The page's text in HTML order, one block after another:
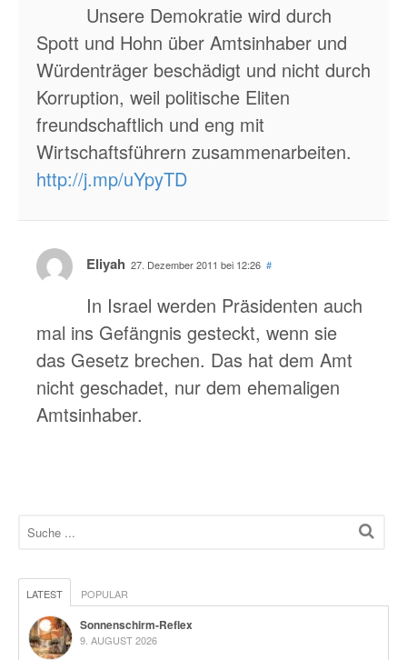
Unsere Demokratie wird durch
Spott und Hohn über Amtsinhaber und
Würdenträger beschädigt und nicht durch
Korruption, weil politische Eliten
freundschaftlich und eng mit
Wirtschaftsführern zusammenarbeiten.
http://j.mp/uYpyTD
Eliyah 27. Dezember 2011 bei 12:26 #
In Israel werden Präsidenten auch
mal ins Gefängnis gesteckt, wenn sie
das Gesetz brechen. Das hat dem Amt
nicht geschadet, nur dem ehemaligen
Amtsinhaber.
LATEST POPULAR
Sonnenschirm-Reflex
9. AUGUST 2026